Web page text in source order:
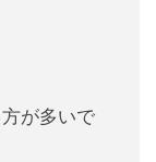
が多いで